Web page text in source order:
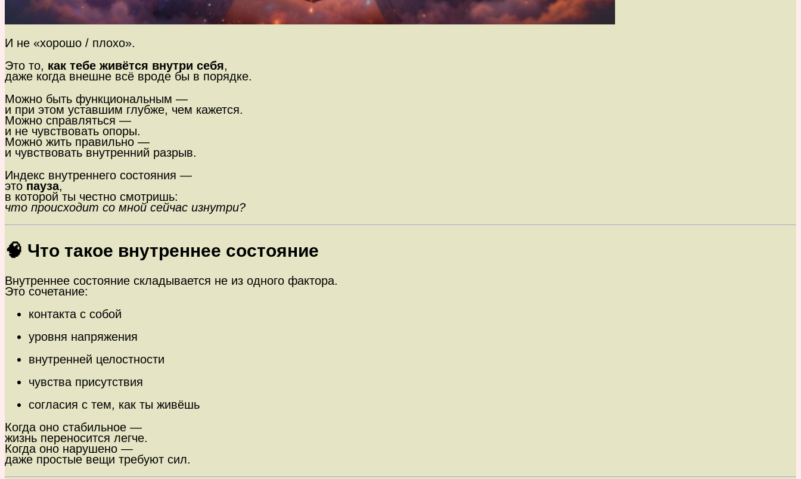
И не «хорошо / плохо».
Это то, как тебе живётся внутри себя,
даже когда внешне всё вроде бы в порядке.
Можно быть функциональным —
и при этом уставшим глубже, чем кажется.
Можно справляться —
и не чувствовать опоры.
Можно жить правильно —
и чувствовать внутренний разрыв.
Индекс внутреннего состояния —
этопауза,
в которой ты честно смотришь:
что происходит со мной сейчас изнутри?
🧠 Что такое внутреннее состояние
Внутреннее состояние складывается не из одного фактора.
Это сочетание:
контакта с собой
уровня напряжения
внутренней целостности
чувства присутствия
согласия с тем, как ты живёшь
Когда оно стабильное —
жизнь переносится легче.
Когда оно нарушено —
даже простые вещи требуют сил.